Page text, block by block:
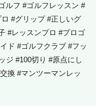
ルフ #ゴルフレッスン #
#グリップ #正しいグ
#レッスンプロ #プロゴ
ド #ゴルフクラブ #フッ
ジ #100切り #原点にし
換 #マンツーマンレッ